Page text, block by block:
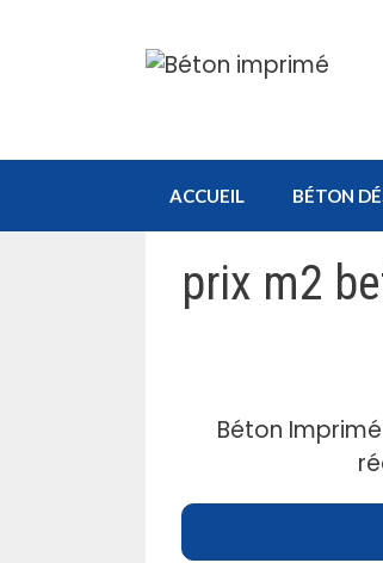
ACCUEIL BÉTON
prix m2
Béton